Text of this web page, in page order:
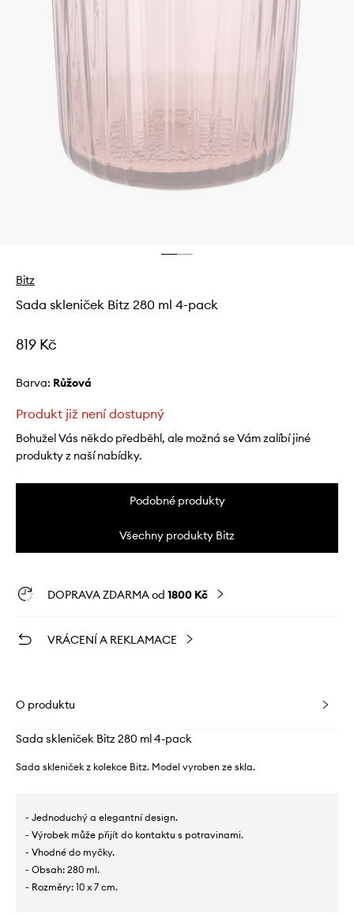
Bitz
Sada skleniček Bitz 280 ml 4-pack
819 Kč
Barva: růžová
Produkt již není dostupný
Bohužel Vás někdo předběhl, ale možná se Vám zalíbí jiné
produkty z naší nabídky.
Podobné produkty
Všechny produkty Bitz
DOPRAVA ZDARMA od 1800 Kč
VRÁCENÍ A REKLAMACE
O produktu
Sada skleniček Bitz 280 ml 4-pack
Sada skleniček z kolekce Bitz. Model vyroben ze skla.
- Jednoduchý a elegantní design.
- Výrobek může přijít do kontaktu s potravinami.
- Vhodné do myčky.
- Obsah: 280 ml.
- Rozměry: 10 x 7 cm.